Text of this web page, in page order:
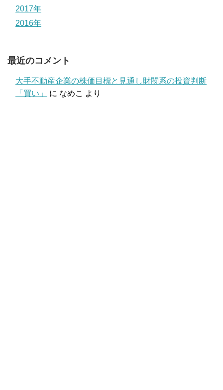
2017年
2016年
最近のコメント
大手不動産企業の株価目標と見通し財閥系の投資判断
「買い」
に なめこ より